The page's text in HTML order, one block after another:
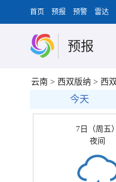
首页 预报 预警 雷达
预报
云南 > 西双版纳 > 西
今天
7日（周五）
夜间